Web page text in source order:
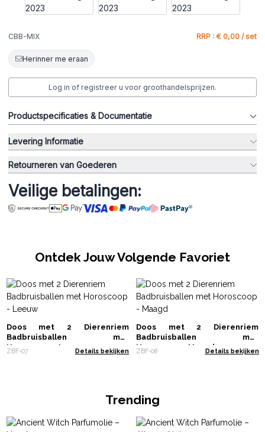
CBB-MIX RRP : € 0,00 / set
Herinner me eraan
Log in of registreer u voor groothandelsprijzen.
Productspecificaties & Documentatie
Levering Informatie
Retourneren van Goederen
Veilige betalingen:
Ontdek Jouw Volgende Favoriet
Doos met 2 Dierenriem
Badbruisballen met
Horoscoop - Leeuw
ZBF-07 Details bekijken
Doos met 2 Dierenriem
Badbruisballen met
Horoscoop - Maagd
ZBF-08 Details bekijken
Trending